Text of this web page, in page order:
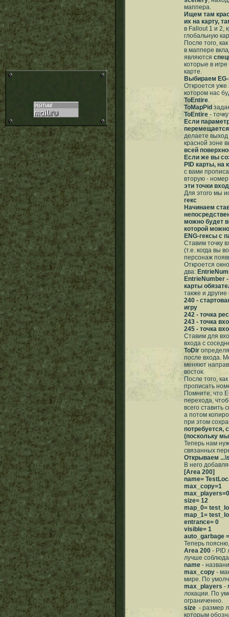
маппера.
Ищем там
их на карту,
в Fallout 1 и 2,
глобальную
После того,
в маппере
являются
которые в
карте.
Выбираем
Откроется уже
котором нас
ToEntire.
ToMapPid
ToEntire -
Если
делаете выход
красной зоне
всей
Если же вы
PID карты, на
с вами
вторую -
эти точки
Для этого мы
гекс
Начинаем
можно будет
которой
ENG-гексы с
Ставим точку
(т.е. когда вы
персонаж
Откроется
два:
EntrieNumber
карты
также и
240 -
игру
242 - точка
243 - точка
245 - точка
Ставим для
входа с
ToDir
после входа.
меняют
восток.
После того,
прописать
Помните, что
перехода,
всего ставить
а потом
при этом
потребуется,
(поскольку
Теперь нам
связанных
Открываем
В него
[Area 200]
name=
max_copy=1
max_players=0
size= 12
map_0=
map_1=
entrance= 0
visible= 1
auto_garbage
Теперь
Area 200 - PID
лучше
name -
max_copy -
мире. По
max_players -
локации. По
ограниченно.
size - размер
которым